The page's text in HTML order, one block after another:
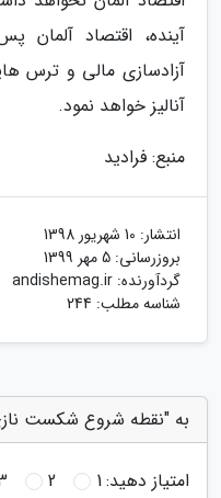
آینده، اقتصاد آلمان
آزادسازی مالی و ترس
آنالیز خواهد نمود.
منبع: فرادید
انتشار: 10 شهریور 1398
بروزرسانی: 5 مهر 1399
گردآورنده: andishemag.ir
شناسه مطلب: 244
به "نقطه شروع شکست
امتیاز دهید:1
2